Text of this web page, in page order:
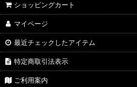
ショッピングカート
マイページ
最近チェックしたアイテム
特定商取引法表示
ご利用案内